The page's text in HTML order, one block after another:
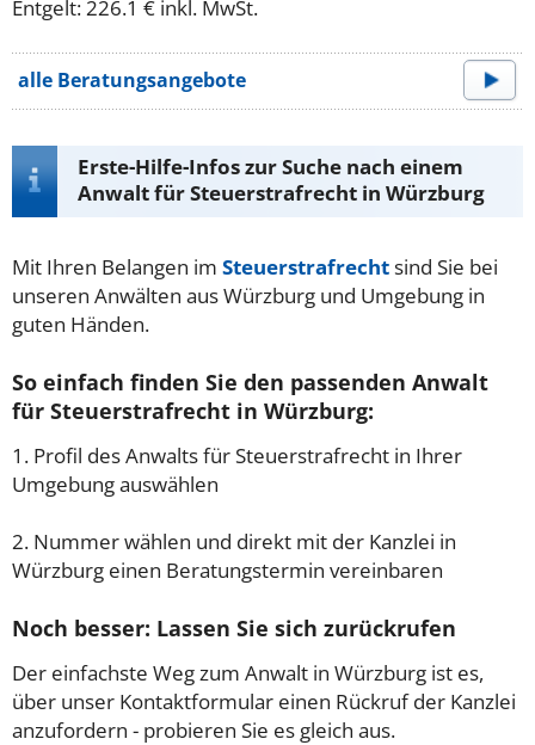
Entgelt: 226.1 € inkl. MwSt.
alle Beratungsangebote
Erste-Hilfe-Infos zur Suche nach einem
Anwalt für Steuerstrafrecht in Würzburg
Mit Ihren Belangen im Steuerstrafrechtsind Sie bei
unseren Anwälten aus Würzburg und Umgebung in
guten Händen.
So einfach finden Sie den passenden Anwalt
für Steuerstrafrecht in Würzburg:
1. Profil des Anwalts für Steuerstrafrecht in Ihrer
Umgebung auswählen
2. Nummer wählen und direkt mit der Kanzlei in
Würzburg einen Beratungstermin vereinbaren
Noch besser: Lassen Sie sich zurückrufen
Der einfachste Weg zum Anwalt in Würzburg ist es,
über unser Kontaktformular einen Rückruf der Kanzlei
anzufordern - probieren Sie es gleich aus.